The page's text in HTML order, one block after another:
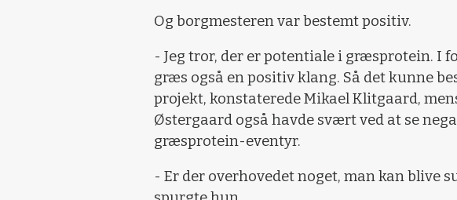
Og borgmesteren var bestemt positiv.
- Jeg tror, der er potentiale i græsprotein. I
græs også en positiv klang. Så det kunne
projekt, konstaterede Mikael Klitgaard,
Østergaard også havde svært ved at se
græsprotein-eventyr.
- Er der overhovedet noget, man kan blive